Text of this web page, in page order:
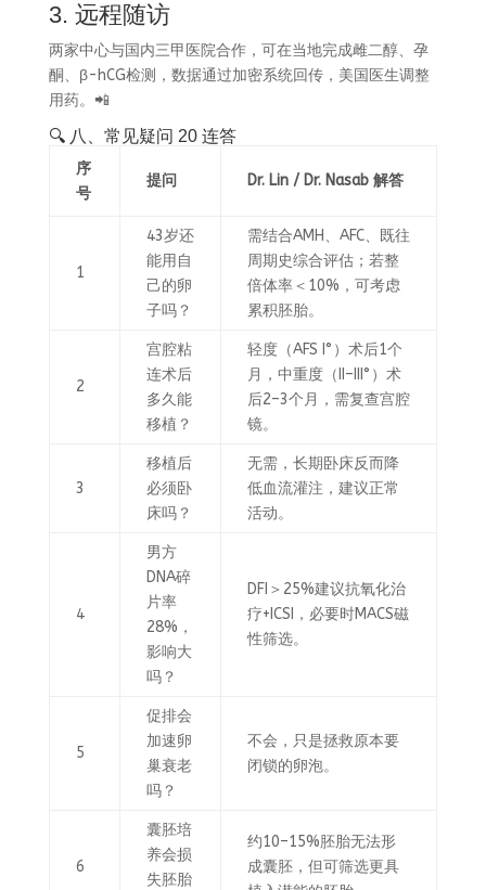
3. 远程随访
两家中心与国内三甲医院合作，可在当地完成雌二醇、孕
酮、β-hCG检测，数据通过加密系统回传，美国医生调整
用药。📲
🔍 八、常见疑问 20 连答
序
号
提问 Dr. Lin / Dr. Nasab 解答
1
43岁还
能用自
己的卵
子吗？
需结合AMH、AFC、既往
周期史综合评估；若整
倍体率＜10%，可考虑
累积胚胎。
2
宫腔粘
连术后
多久能
移植？
轻度（AFS I°）术后1个
月，中重度（II–III°）术
后2–3个月，需复查宫腔
镜。
3
移植后
必须卧
床吗？
无需，长期卧床反而降
低血流灌注，建议正常
活动。
4
男方
DNA碎
片率
28%，
影响大
吗？
DFI＞25%建议抗氧化治
疗+ICSI，必要时MACS磁
性筛选。
5
促排会
加速卵
巢衰老
吗？
不会，只是拯救原本要
闭锁的卵泡。
6
囊胚培
养会损
失胚胎
约10–15%胚胎无法形
成囊胚，但可筛选更具